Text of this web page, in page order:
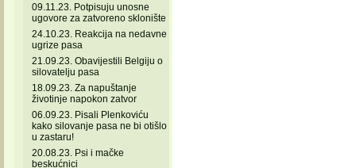
09.11.23. Potpisuju unosne
ugovore za zatvoreno sklonište
24.10.23. Reakcija na nedavne
ugrize pasa
21.09.23. Obavijestili Belgiju o
silovatelju pasa
18.09.23. Za napuštanje
životinje napokon zatvor
06.09.23. Pisali Plenkoviću
kako silovanje pasa ne bi otišlo
u zastaru!
20.08.23. Psi i mačke
beskućnici